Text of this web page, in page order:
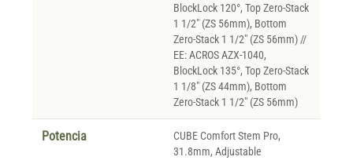
BlockLock 120°, Top Zero-Stack
1 1/2" (ZS 56mm), Bottom
Zero-Stack 1 1/2" (ZS 56mm) //
EE: ACROS AZX-1040,
BlockLock 135°, Top Zero-Stack
1 1/8" (ZS 44mm), Bottom
Zero-Stack 1 1/2" (ZS 56mm)
Potencia
CUBE Comfort Stem Pro,
31.8mm, Adjustable